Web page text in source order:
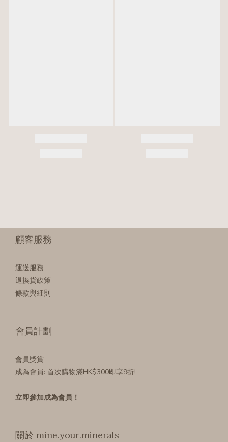
顧客服務
運送服務
退換貨政策
條款與細則
會員計劃
會員獎賞
成為會員: 首次購物滿HK$300即享9折!
立即參加成為會員！
關於 mine.your.minerals